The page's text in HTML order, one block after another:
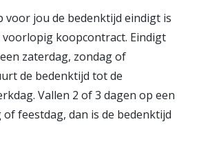
voor jou de bedenktijd eindigt is
koopcontract. Eindigt
zaterdag, zondag of
de bedenktijd tot de
Vallen 2 of 3 dagen op een
feestdag, dan is de bedenktijd